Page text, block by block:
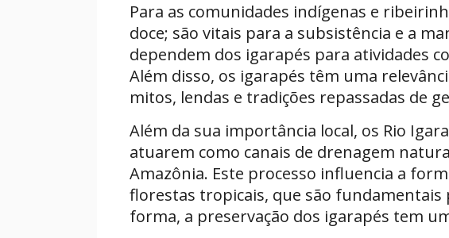
Para as comunidades indígenas e
doce; são vitais para a subsistência e a
dependem dos igarapés para atividades
Além disso, os igarapés têm uma
mitos, lendas e tradições repassadas de
Além da sua importância local, os Rio
atuarem como canais de drenagem
Amazônia. Este processo influencia a
florestas tropicais, que são
forma, a preservação dos igarapés tem